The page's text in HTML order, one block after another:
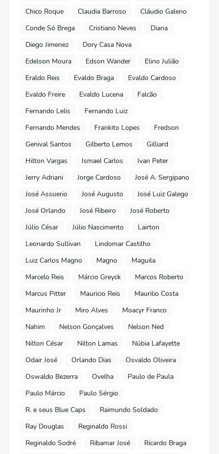
Chico Roque
Claudia Barroso
Cláudio Galeno
Conde Só Brega
Cristiano Neves
Diana
Diego Jimenez
Dory Casa Nova
Edelson Moura
Edson Wander
Elino Julião
Eraldo Reis
Evaldo Braga
Evaldo Cardoso
Evaldo Freire
Evaldo Lucena
Falcão
Fernando Lelis
Fernando Luiz
Fernando Mendes
Frankito Lopes
Fredson
Genival Santos
Gilberto Lemos
Gilliard
Hilton Vargas
Ismael Carlos
Ivan Peter
Jerry Adriani
Jorge Cardoso
José A. Sergipano
José Assuerio
José Augusto
José Luiz Galego
José Orlando
José Ribeiro
José Roberto
Júlio César
Júlio Nascimento
Lairton
Leonardo Sullivan
Lindomar Castilho
Luiz Carlos Magno
Magno
Maguila
Marcelo Reis
Márcio Greyck
Marcos Roberto
Marcus Pitter
Mauricio Reis
Maurilio Costa
Maurinho Jr
Miro Alves
Moacyr Franco
Nahim
Nelson Gonçalves
Nelson Ned
Nilton César
Nilton Lamas
Núbia Lafayette
Odair José
Orlando Dias
Osvaldo Oliveira
Oswaldo Bezerra
Ovelha
Paulo de Paula
Paulo Márcio
Paulo Sérgio
R. e seus Blue Caps
Raimundo Soldado
Ray Douglas
Reginaldo Rossi
Reginaldo Sodré
Ribamar José
Ricardo Braga